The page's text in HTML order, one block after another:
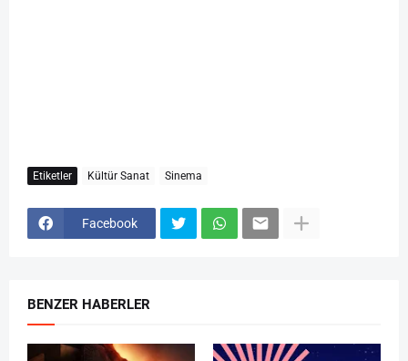
Etiketler Kültür Sanat Sinema
Facebook
BENZER HABERLER